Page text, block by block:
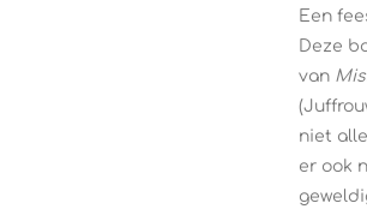
Een
Deze
van
niet
er ook